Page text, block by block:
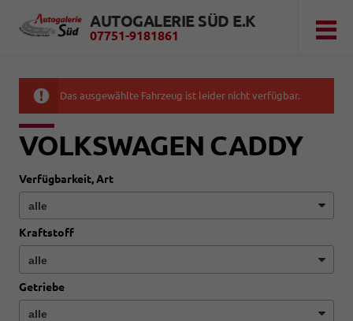
AUTOGALERIE SÜD E.K
07751-9181861
Das ausgewählte Fahrzeug ist leider nicht verfügbar.
VOLKSWAGEN CADDY
Verfügbarkeit, Art
Kraftstoff
Getriebe